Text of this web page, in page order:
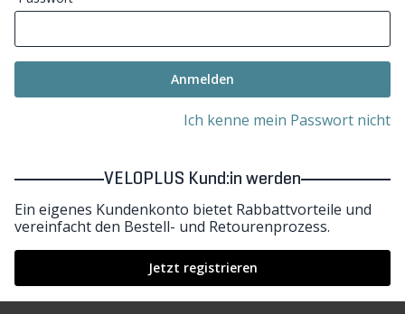
Anmelden
Ich kenne mein Passwort nicht
VELOPLUS Kund:in werden
Ein eigenes Kundenkonto bietet Rabbattvorteile und
vereinfacht den Bestell- und Retourenprozess.
Jetzt registrieren